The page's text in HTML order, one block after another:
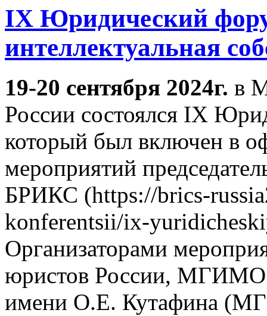
IX Юридический
интеллектуальная
19-20 сентября 2024г. в
России состоялся IX
который был включен в
мероприятий
БРИКС (https://brics-
konferentsii/ix-
Организаторами
юристов России, МГИМО
имени О.Е. Кутафина